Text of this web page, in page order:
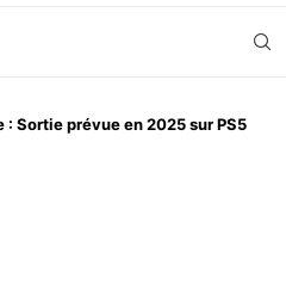
: Sortie prévue en 2025 sur PS5